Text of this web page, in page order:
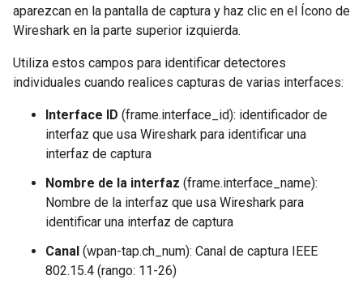
aparezcan en la pantalla de captura y haz clic en el Ícono de
Wireshark en la parte superior izquierda.
Utiliza estos campos para identificar detectores
individuales cuando realices capturas de varias interfaces:
Interface ID (frame.interface_id): identificador de
interfaz que usa Wireshark para identificar una
interfaz de captura
Nombre de la interfaz (frame.interface_name):
Nombre de la interfaz que usa Wireshark para
identificar una interfaz de captura
Canal (wpan-tap.ch_num): Canal de captura IEEE
802.15.4 (rango: 11-26)